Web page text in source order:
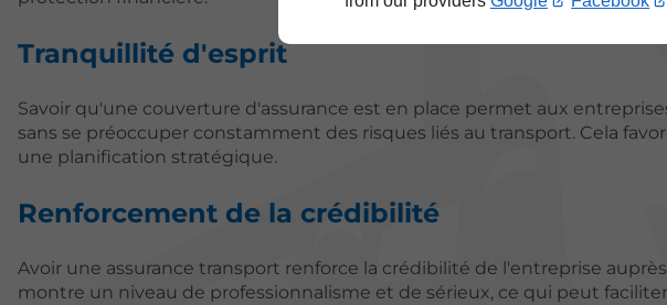
Tranquillité d'esprit
Savoir qu'une couverture d'assurance est en place permet aux
sans se préoccuper constamment des risques liés au transport. Cela
une planification stratégique.
Renforcement de la crédibilité
Avoir une assurance transport renforce la crédibilité de l'entreprise
montre un niveau de professionnalisme et de sérieux, ce qui peut